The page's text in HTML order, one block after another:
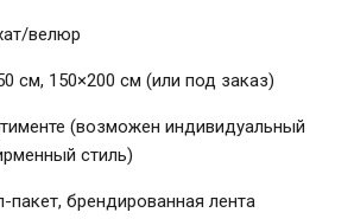
велюр
см, 150×200 см (или под заказ)
(возможен индивидуальный
стиль)
пакет, брендированная лента